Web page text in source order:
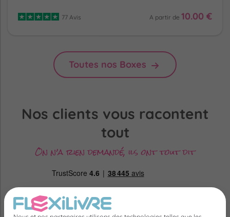
77 Avis A partir de 10.00 €
Toutes nos Boxes
Nos clients vous racontent
tout
On n’a rien demandé, ils ont tout dit